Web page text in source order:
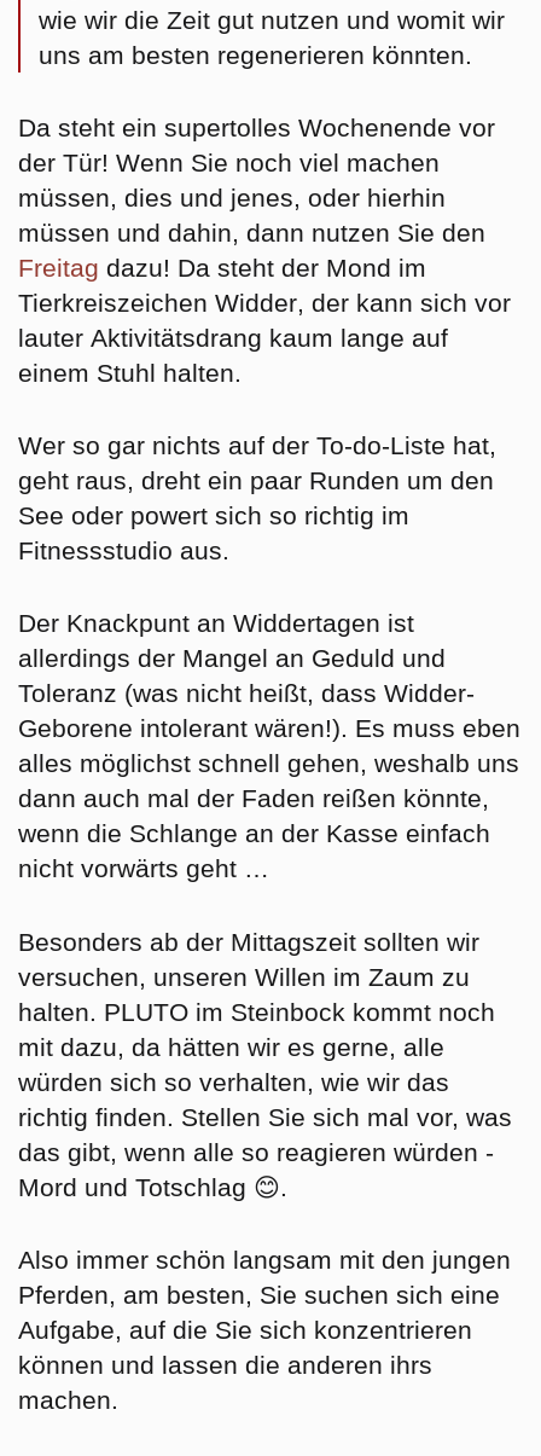
wie wir die Zeit gut nutzen und womit wir
uns am besten regenerieren könnten.
Da steht ein supertolles Wochenende vor
der Tür! Wenn Sie noch viel machen
müssen, dies und jenes, oder hierhin
müssen und dahin, dann nutzen Sie den
Freitag dazu! Da steht der Mond im
Tierkreiszeichen Widder, der kann sich vor
lauter Aktivitätsdrang kaum lange auf
einem Stuhl halten.
Wer so gar nichts auf der To-do-Liste hat,
geht raus, dreht ein paar Runden um den
See oder powert sich so richtig im
Fitnessstudio aus.
Der Knackpunt an Widdertagen ist
allerdings der Mangel an Geduld und
Toleranz (was nicht heißt, dass Widder-
Geborene intolerant wären!). Es muss eben
alles möglichst schnell gehen, weshalb uns
dann auch mal der Faden reißen könnte,
wenn die Schlange an der Kasse einfach
nicht vorwärts geht …
Besonders ab der Mittagszeit sollten wir
versuchen, unseren Willen im Zaum zu
halten . PLUTO im Steinbock kommt noch
mit dazu, da hätten wir es gerne, alle
würden sich so verhalten, wie wir das
richtig finden. Stellen Sie sich mal vor, was
das gibt, wenn alle so reagieren würden -
Mord und Totschlag 😊.
Also immer schön langsam mit den jungen
Pferden, am besten, Sie suchen sich eine
Aufgabe, auf die Sie sich konzentrieren
können und lassen die anderen ihrs
machen.